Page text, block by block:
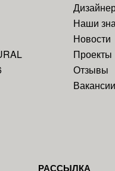
Наши
Новости
Проекты
Отзывы
Вакансии
РАССЫЛКА